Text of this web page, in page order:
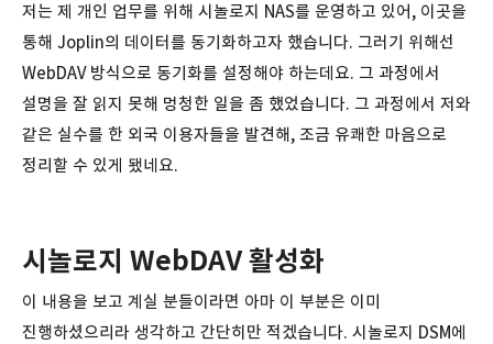
저는 제 개인 업무를 위해 시놀로지 NAS를 운영하고 있어, 이곳을
통해 Joplin의 데이터를 동기화하고자 했습니다. 그러기 위해선
WebDAV 방식으로 동기화를 설정해야 하는데요. 그 과정에서
설명을 잘 읽지 못해 멍청한 일을 좀 했었습니다. 그 과정에서 저와
같은 실수를 한 외국 이용자들을 발견해, 조금 유쾌한 마음으로
정리할 수 있게 됐네요.
시놀로지 WebDAV 활성화
이 내용을 보고 계실 분들이라면 아마 이 부분은 이미
진행하셨으리라 생각하고 간단히만 적겠습니다. 시놀로지 DSM에